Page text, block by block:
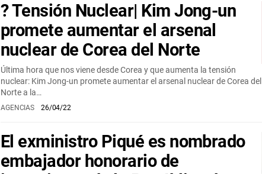
? Tensión Nuclear| Kim Jong-un
promete aumentar el arsenal
nuclear de Corea del Norte
Última hora que nos viene desde Corea y que aumenta la tensión
nuclear: Kim Jong-un promete aumentar el arsenal nuclear de Corea del
Norte a la…
AGENCIAS 26/04/22
El exministro Piqué es nombrado
embajador honorario de